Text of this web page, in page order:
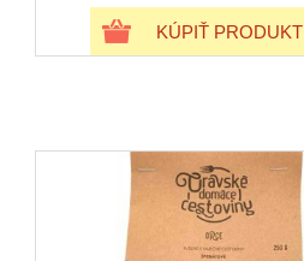
KÚPIŤ PRODUKT